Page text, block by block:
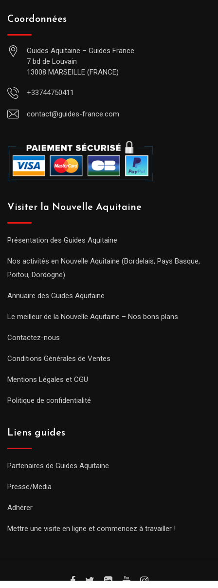
Coordonnées
Guides Aquitaine – Guides France
7 bd de Louvain
13008 MARSEILLE (FRANCE)
+33744750411
contact@guides-france.com
Visiter la Nouvelle Aquitaine
Présentation des Guides Aquitaine
Nos activités en Nouvelle Aquitaine (Bordelais, Pays Basque,
Poitou, Dordogne)
Annuaire des Guides Aquitaine
Le meilleur de la Nouvelle Aquitaine – Nos bons plans
Contactez-nous
Conditions Générales de Ventes
Mentions Légales et CGU
Politique de confidentialité
Liens guides
Partenaires de Guides Aquitaine
Presse/Media
Adhérer
Mettre une visite en ligne et commencez à travailler !